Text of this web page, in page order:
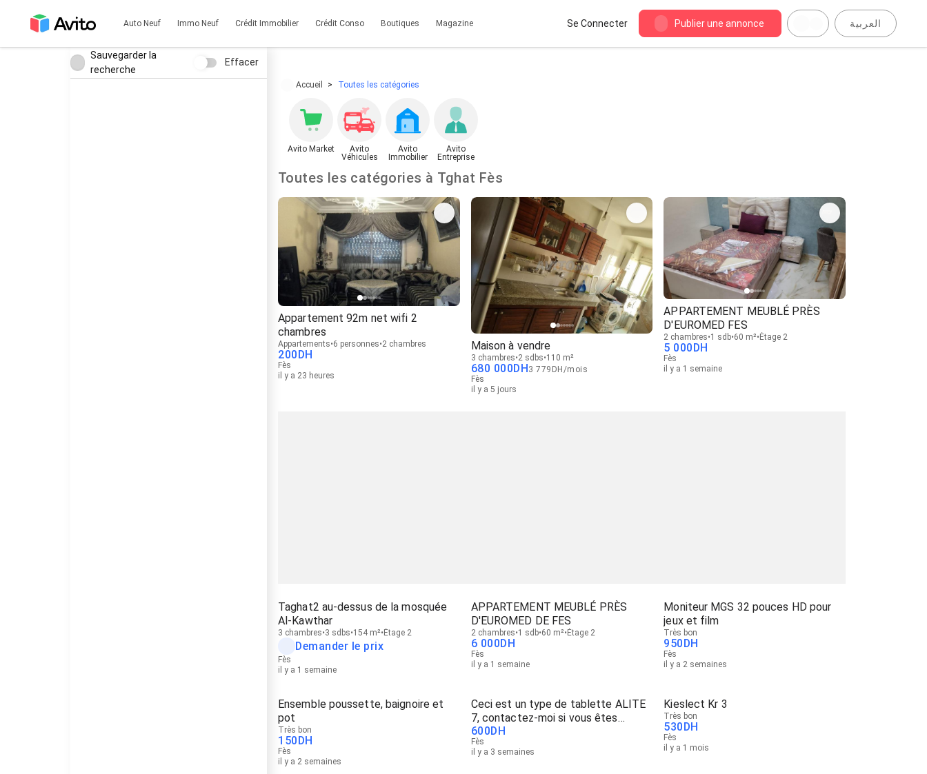
Auto Neuf Immo Neuf Crédit Immobilier Crédit Conso Boutiques Magazine Se Connecter Publier une annonce العربية
Sauvegarder la
recherche
Effacer
Accueil Toutes les catégories
Avito Market
Avito
Véhicules
Avito
Immobilier
Avito
Entreprise
Toutes les catégories à Tghat Fès
Appartement 92m net wifi 2
chambres
Appartements 6 personnes 2 chambres
200 DH
Fès
il y a 23 heures
Maison à vendre
3 chambres 2 sdbs 110 m²
680 000DH3 779 DH /mois
Fès
il y a 5 jours
APPARTEMENT MEUBLÉ PRÈS
D'EUROMED FES
2 chambres 1 sdb 60 m² Étage 2
5 000DH
Fès
il y a 1 semaine
Taghat2 au-dessus de la mosquée
Al-Kawthar
3 chambres 3 sdbs 154 m² Étage 2
Demander le prix
Fès
il y a 1 semaine
APPARTEMENT MEUBLÉ PRÈS
D'EUROMED DE FES
2 chambres 1 sdb 60 m² Étage 2
6 000DH
Fès
il y a 1 semaine
Moniteur MGS 32 pouces HD pour
jeux et film
Très bon
950DH
Fès
il y a 2 semaines
Ensemble poussette, baignoire et
pot
Très bon
150DH
Fès
il y a 2 semaines
Ceci est un type de tablette ALITE
7, contactez-moi si vous êtes
intéressé
600DH
Fès
il y a 3 semaines
Kieslect Kr 3
Très bon
530DH
Fès
il y a 1 mois